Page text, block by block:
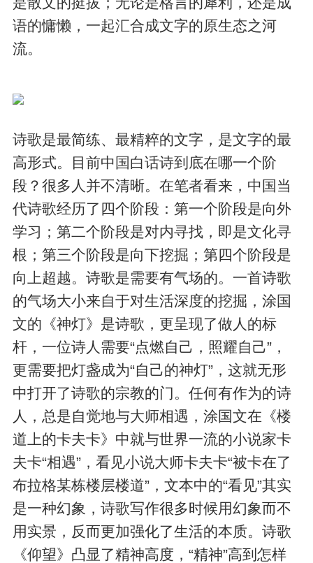
语的慵懒，一起汇合成文字的原生态之河
流。
诗歌是最简练、最精粹的文字，是文字的最
高形式。目前中国白话诗到底在哪一个阶
段？很多人并不清晰。在笔者看来，中国当
代诗歌经历了四个阶段：第一个阶段是向外
学习；第二个阶段是对内寻找，即是文化寻
根；第三个阶段是向下挖掘；第四个阶段是
向上超越。诗歌是需要有气场的。一首诗歌
的气场大小来自于对生活深度的挖掘，涂国
文的《神灯》是诗歌，更呈现了做人的标
杆，一位诗人需要“点燃自己，照耀自己”，
更需要把灯盏成为“自己的神灯”，这就无形
中打开了诗歌的宗教的门。任何有作为的诗
人，总是自觉地与大师相遇，涂国文在《楼
道上的卡夫卡》中就与世界一流的小说家卡
夫卡“相遇”，看见小说大师卡夫卡“被卡在了
布拉格某栋楼层楼道”，文本中的“看见”其实
是一种幻象，诗歌写作很多时候用幻象而不
用实景，反而更加强化了生活的本质。诗歌
《仰望》凸显了精神高度，“精神”高到怎样